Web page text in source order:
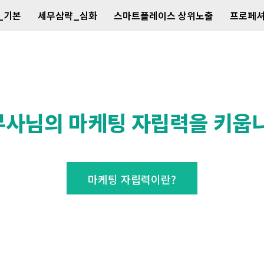
본 세무삼략_심화 스마트플레이스 상위노출 프로페
님의 마케팅 자립력을 키웁
마케팅 자립력이란?